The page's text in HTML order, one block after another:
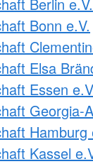
Bonn e.V.
Elsa
Essen
Georgia-
Hamburg
Kassel